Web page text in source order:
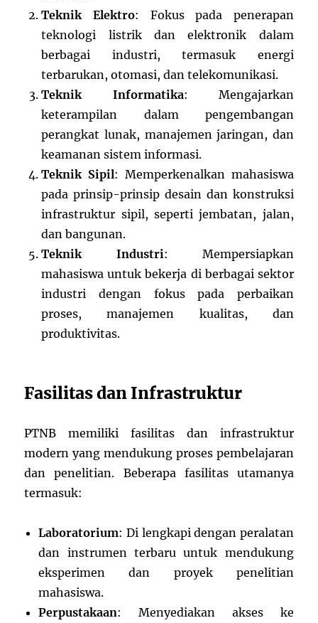
Teknik Elektro: Fokus pada penerapan
teknologi listrik dan elektronik dalam
berbagai industri, termasuk energi
terbarukan, otomasi, dan telekomunikasi.
Teknik Informatika: Mengajarkan
keterampilan dalam pengembangan
perangkat lunak, manajemen jaringan, dan
keamanan sistem informasi.
Teknik Sipil: Memperkenalkan mahasiswa
pada prinsip-prinsip desain dan konstruksi
infrastruktur sipil, seperti jembatan, jalan,
dan bangunan.
Teknik Industri: Mempersiapkan
mahasiswa untuk bekerja di berbagai sektor
industri dengan fokus pada perbaikan
proses, manajemen kualitas, dan
produktivitas.
Fasilitas dan Infrastruktur
PTNB memiliki fasilitas dan infrastruktur
modern yang mendukung proses pembelajaran
dan penelitian. Beberapa fasilitas utamanya
termasuk:
Laboratorium: Di lengkapi dengan peralatan
dan instrumen terbaru untuk mendukung
eksperimen dan proyek penelitian
mahasiswa.
Perpustakaan: Menyediakan akses ke